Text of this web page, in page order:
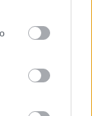
WiFi Calling,
στα